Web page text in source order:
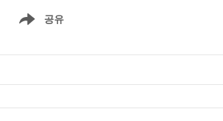
공유
Show menu